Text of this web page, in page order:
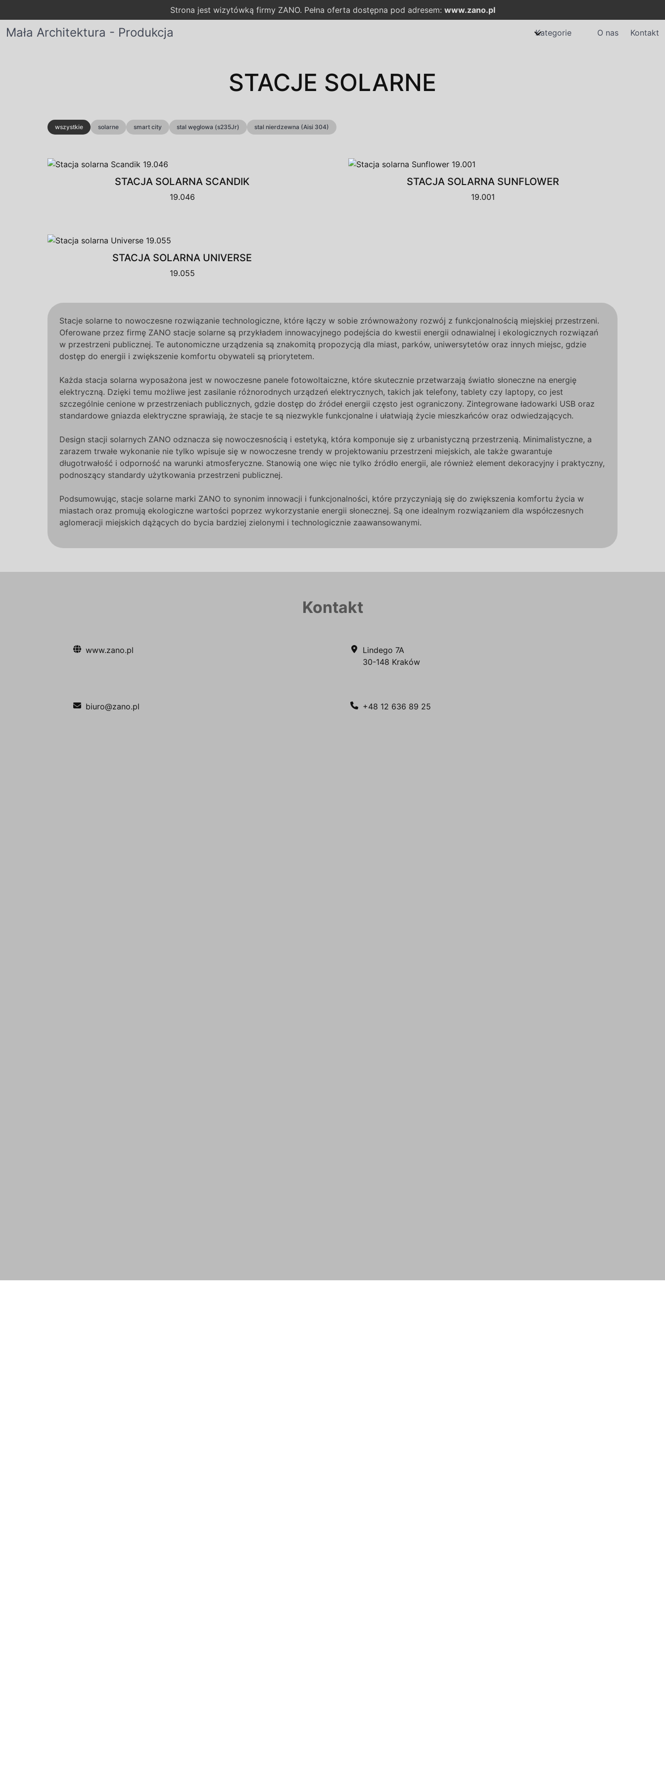
Strona jest wizytówką firmy ZANO. Pełna oferta dostępna pod adresem: www.zano.pl
Mała Architektura - Produkcja Kategorie O nas Kontakt
STACJE SOLARNE
wszystkie solarne smart city stal węglowa (s235Jr) stal nierdzewna (Aisi 304)
STACJA SOLARNA SCANDIK
19.046
STACJA SOLARNA SUNFLOWER
19.001
STACJA SOLARNA UNIVERSE
19.055
Stacje solarne to nowoczesne rozwiązanie technologiczne, które łączy w sobie zrównoważony rozwój z funkcjonalnością miejskiej przestrzeni.
Oferowane przez firmę ZANO stacje solarne są przykładem innowacyjnego podejścia do kwestii energii odnawialnej i ekologicznych rozwiązań
w przestrzeni publicznej. Te autonomiczne urządzenia są znakomitą propozycją dla miast, parków, uniwersytetów oraz innych miejsc, gdzie
dostęp do energii i zwiększenie komfortu obywateli są priorytetem.
Każda stacja solarna wyposażona jest w nowoczesne panele fotowoltaiczne, które skutecznie przetwarzają światło słoneczne na energię
elektryczną. Dzięki temu możliwe jest zasilanie różnorodnych urządzeń elektrycznych, takich jak telefony, tablety czy laptopy, co jest
szczególnie cenione w przestrzeniach publicznych, gdzie dostęp do źródeł energii często jest ograniczony. Zintegrowane ładowarki USB oraz
standardowe gniazda elektryczne sprawiają, że stacje te są niezwykle funkcjonalne i ułatwiają życie mieszkańców oraz odwiedzających.
Design stacji solarnych ZANO odznacza się nowoczesnością i estetyką, która komponuje się z urbanistyczną przestrzenią. Minimalistyczne, a
zarazem trwałe wykonanie nie tylko wpisuje się w nowoczesne trendy w projektowaniu przestrzeni miejskich, ale także gwarantuje
długotrwałość i odporność na warunki atmosferyczne. Stanowią one więc nie tylko źródło energii, ale również element dekoracyjny i praktyczny,
podnoszący standardy użytkowania przestrzeni publicznej.
Podsumowując, stacje solarne marki ZANO to synonim innowacji i funkcjonalności, które przyczyniają się do zwiększenia komfortu życia w
miastach oraz promują ekologiczne wartości poprzez wykorzystanie energii słonecznej. Są one idealnym rozwiązaniem dla współczesnych
aglomeracji miejskich dążących do bycia bardziej zielonymi i technologicznie zaawansowanymi.
Kontakt
www.zano.pl
Lindego 7A
30-148 Kraków
biuro@zano.pl +48 12 636 89 25